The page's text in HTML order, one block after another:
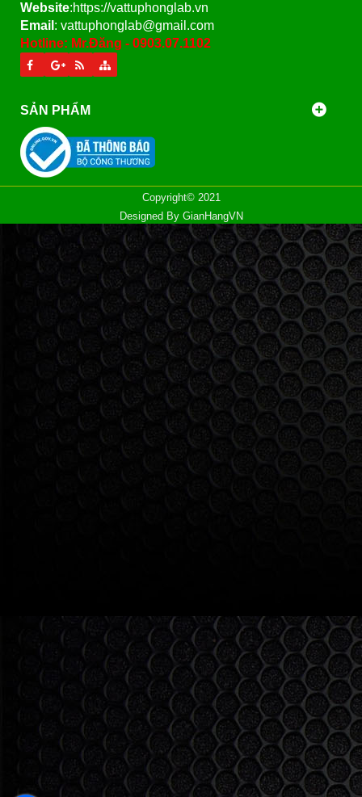
Website:https://vattuphonglab.vn
Email : vattuphonglab@gmail.com
Hotline: Mr.Đăng - 0903.07.1102
SẢN PHẨM
Copyright© 2021
Designed By GianHangVN